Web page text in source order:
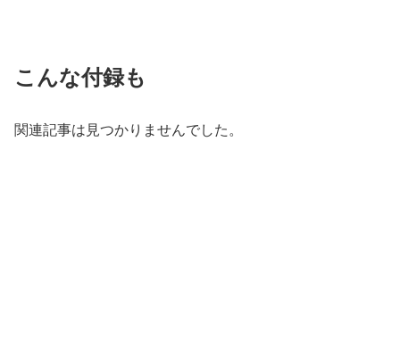
こんな付録も
関連記事は見つかりませんでした。